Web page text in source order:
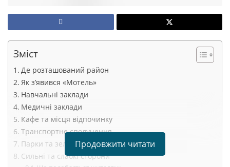
Зміст
Де розташований район
Як з’явився «Мотель»
Навчальні заклади
Медичні заклади
Кафе та місця відпочинку
Транспортне сполучення
Парки та зелені зони
Сильні та слабкі сторони
Продовжити читати